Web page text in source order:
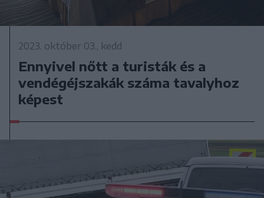
2023. október 03., kedd
Ennyivel nőtt a turisták és a
vendégéjszakák száma tavalyhoz
képest